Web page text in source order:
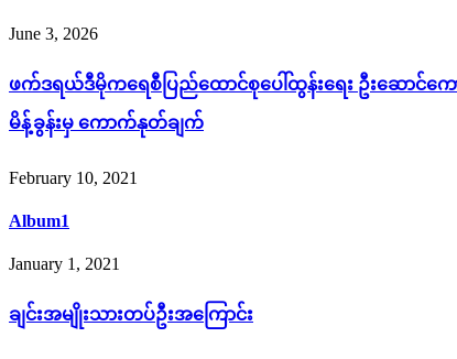
June 3, 2026
ဖက်ဒရယ်ဒီမိုကရေစီပြည်ထောင်စုပေါ်ထွန်းရေး ဦးဆောင်ကောင်စီ၊
မိန့်ခွန်းမှ ကောက်နုတ်ချက်
February 10, 2021
Album1
January 1, 2021
ချင်းအမျိုးသားတပ်ဦးအကြောင်း